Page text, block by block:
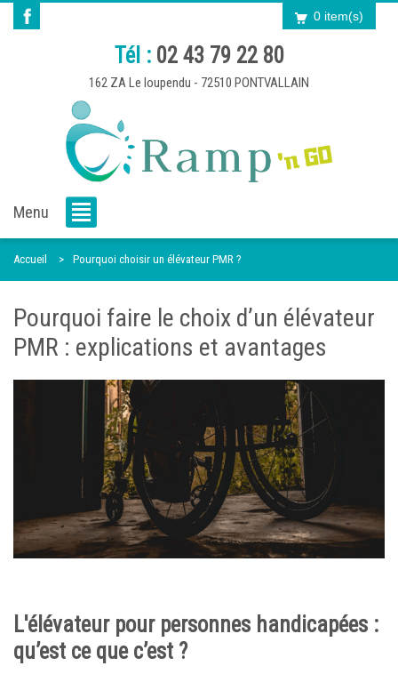
0 item(s)
Tél : 02 43 79 22 80
162 ZA Le loupendu - 72510 PONTVALLAIN
Menu
Accueil Pourquoi choisir un élévateur PMR ?
Pourquoi faire le choix d’un élévateur
PMR : explications et avantages
L'élévateur pour personnes handicapées :
qu’est ce que c’est ?